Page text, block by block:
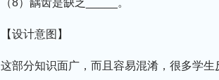
（8）龋齿是缺乏_____。
【设计意图】
这部分知识面广，而且容易混淆，很多学